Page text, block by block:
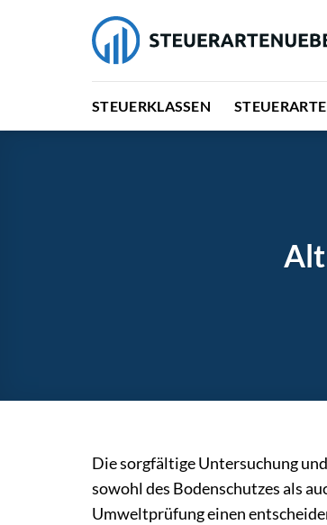
STEUERKLASSEN
Die sorgfältige Untersuchung
sowohl des Bodenschutzes als
Umweltprüfung einen